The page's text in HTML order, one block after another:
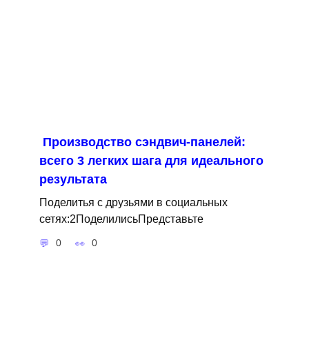
Производство сэндвич-панелей:
всего 3 легких шага для идеального
результата
Поделитья с друзьями в социальных
сетях:2ПоделилисьПредставьте
0 0